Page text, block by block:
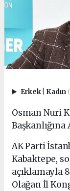
Erkek Kadın
Osman Nuri
Başkanlığına
AK Parti
Kabaktepe,
açıklamayla
Olağan İl